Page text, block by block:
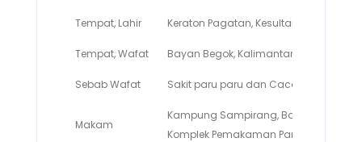
Tempat, Lahir Keraton Pagatan, Kesultanan Banjar,
Tempat, Wafat Bayan Begok, Kalimantan Tengah, 11
Sebab Wafat Sakit paru paru dan Cacar
Makam
Kampung Sampirang, Bayan Begok,
Komplek Pemakaman Pangeran